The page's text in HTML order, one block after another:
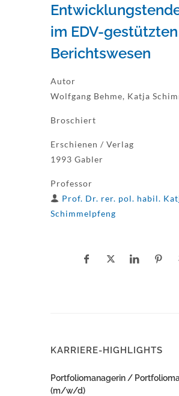
im EDV-gestützten
Berichtswesen
Autor
Wolfgang Behme, Katja
Broschiert
Erschienen / Verlag
1993 Gabler
Professor
Prof. Dr. rer. pol. habil.
Schimmelpfeng
KARRIERE-HIGHLIGHTS
Portfoliomanagerin /
(m/w/d)